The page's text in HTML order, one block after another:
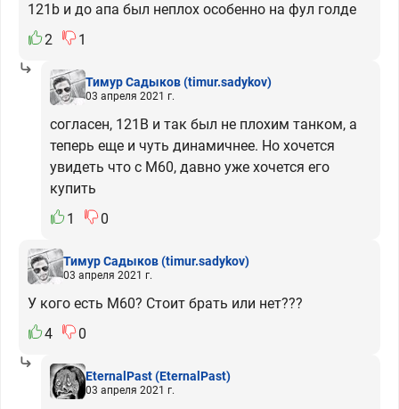
121b и до апа был неплох особенно на фул голде
2
1
Тимур Садыков(timur.sadykov)
03 апреля 2021 г.
согласен, 121В и так был не плохим танком, а
теперь еще и чуть динамичнее. Но хочется
увидеть что с М60, давно уже хочется его
купить
1
0
Тимур Садыков(timur.sadykov)
03 апреля 2021 г.
У кого есть М60? Стоит брать или нет???
4
0
EternalPast(EternalPast)
03 апреля 2021 г.